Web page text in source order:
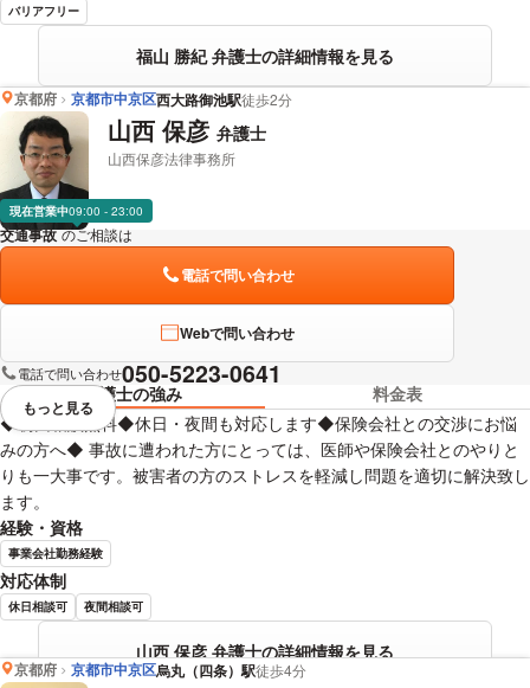
バリアフリー
福山 勝紀 弁護士の詳細情報を見る
京都府 京都市中京区西大路御池駅徒歩2分
山西 保彦 弁護士
山西保彦法律事務所
現在営業中09:00 - 23:00
交通事故 のご相談は
電話で問い合わせ
Webで問い合わせ
電話で問い合わせ050-5223-0641
弁護士の強み
料金表
◆初回相談無料◆休日・夜間も対応します◆保険会社との交渉にお悩
みの方へ◆ 事故に遭われた方にとっては、医師や保険会社とのやりと
りも一大事です。被害者の方のストレスを軽減し問題を適切に解決致し
ます。
経験・資格
事業会社勤務経験
対応体制
休日相談可 夜間相談可
山西 保彦 弁護士の詳細情報を見る
視覚的に省略されている要素を
もっと見る
京都府 京都市中京区烏丸（四条）駅徒歩4分